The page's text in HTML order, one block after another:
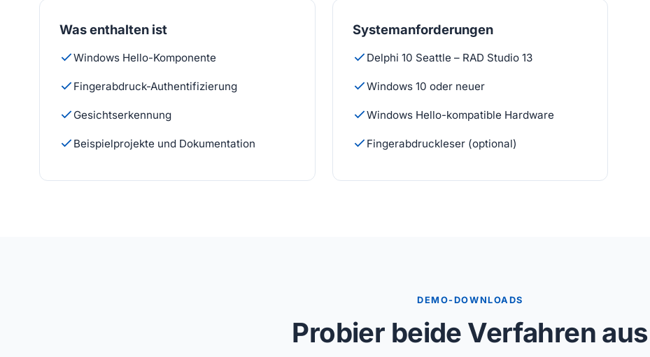
Was enthalten ist
Windows Hello-Komponente
Fingerabdruck-Authentifizierung
Gesichtserkennung
Beispielprojekte und Dokumentation
Systemanforderungen
Delphi 10 Seattle – RAD Studio 13
Windows 10 oder neuer
Windows Hello-kompatible Hardware
Fingerabdruckleser (optional)
DEMO-DOWNLOADS
Probier beide Verfahren aus